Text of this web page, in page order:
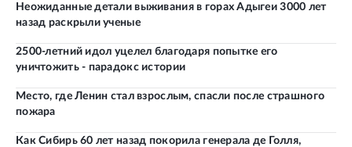
Неожиданные детали выживания в горах Адыгеи 3000 лет
назад раскрыли ученые
2500-летний идол уцелел благодаря попытке его
уничтожить - парадокс истории
Место, где Ленин стал взрослым, спасли после страшного
пожара
Как Сибирь 60 лет назад покорила генерала де Голля,